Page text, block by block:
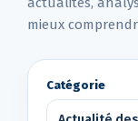
mieux
Catégorie